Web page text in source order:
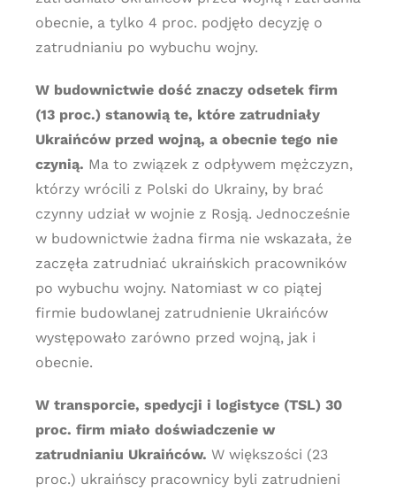
obecnie, a tylko 4 proc. podjęło decyzję o
zatrudnianiu po wybuchu wojny.
W budownictwie dość znaczy odsetek firm
(13 proc.) stanowią te, które zatrudniały
Ukraińców przed wojną, a obecnie tego nie
czynią. Ma to związek z odpływem mężczyzn,
którzy wrócili z Polski do Ukrainy, by brać
czynny udział w wojnie z Rosją. Jednocześnie
w budownictwie żadna firma nie wskazała, że
zaczęła zatrudniać ukraińskich pracowników
po wybuchu wojny. Natomiast w co piątej
firmie budowlanej zatrudnienie Ukraińców
występowało zarówno przed wojną, jak i
obecnie.
W transporcie, spedycji i logistyce (TSL) 30
proc. firm miało doświadczenie w
zatrudnianiu Ukraińców. W większości (23
proc.) ukraińscy pracownicy byli zatrudnieni